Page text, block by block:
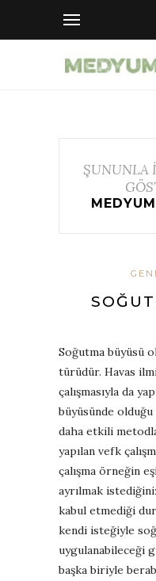
ŞUNUNLA
Soğutma büyüsü
türüdür. Havas
çalışmasıyla da
büyüsünde
daha etkili
yapılan vefk
çalışma örneğin
ayrılmak
kabul etmediği
kendi isteğiyle
uygulanabileceği
başka biriyle